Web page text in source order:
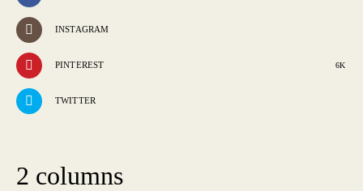
INSTAGRAM
PINTEREST 6K
TWITTER
2 columns